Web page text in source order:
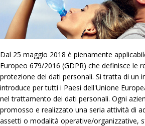
Dal 25 maggio 2018 è pienamente
Europeo 679/2016 (GDPR) che definisce le
protezione dei dati personali. Si tratta di un
introduce per tutti i Paesi dell'Unione
nel trattamento dei dati personali. Ogni
promosso e realizzato una seria attività di
assetti o modalità operative/organizzative,